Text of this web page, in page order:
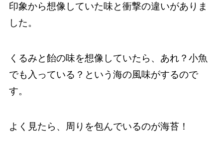
印象から想像していた味と衝撃の違いがありま
した。
くるみと飴の味を想像していたら、あれ？小魚
でも入っている？という海の風味がするので
す。
よく見たら、周りを包んでいるのが海苔！